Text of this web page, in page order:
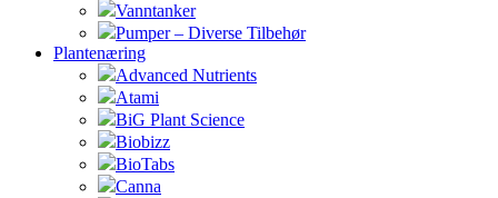
Vanntanker
Pumper – Diverse Tilbehør
Plantenæring
Advanced Nutrients
Atami
BiG Plant Science
Biobizz
BioTabs
Canna